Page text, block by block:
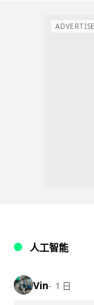
人工智能
Vin 1 日